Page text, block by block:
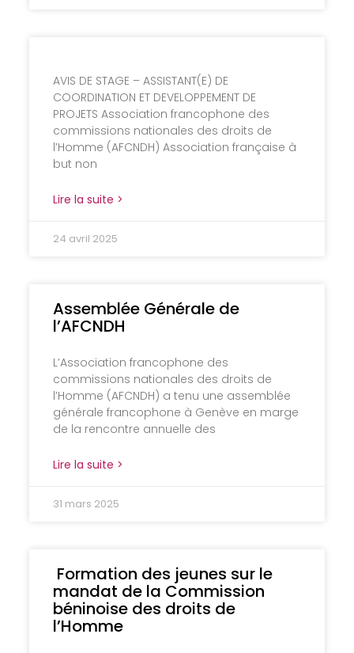
AVIS DE STAGE – ASSISTANT(E) DE
COORDINATION ET DEVELOPPEMENT DE
PROJETS Association francophone des
commissions nationales des droits de
l’Homme (AFCNDH) Association française à
but non
Lire la suite >
24 avril 2025
Assemblée Générale de
l’AFCNDH
L’Association francophone des
commissions nationales des droits de
l’Homme (AFCNDH) a tenu une assemblée
générale francophone à Genève en marge
de la rencontre annuelle des
Lire la suite >
31 mars 2025
Formation des jeunes sur le
mandat de la Commission
béninoise des droits de
l’Homme